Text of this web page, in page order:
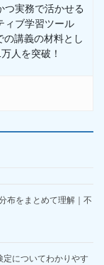
つ実務で活かせる
ィブ学習ツール
の講義の材料とし
人を突破！
布をまとめて理解｜不
定についてわかりやす